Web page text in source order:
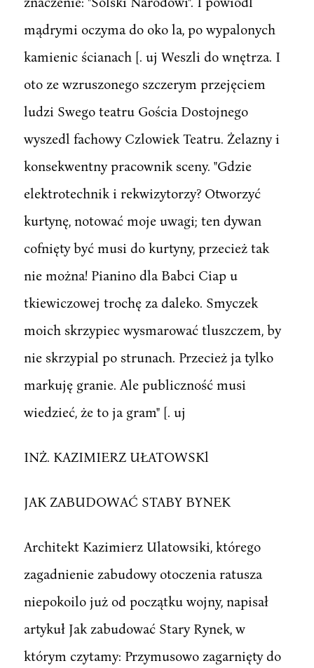
mądrymi oczyma do oko la, po wypalonych
kamienic ścianach [. uj Weszli do wnętrza. I
oto ze wzruszonego szczerym przejęciem
ludzi Swego teatru Gościa Dostojnego
wyszedl fachowy Czlowiek Teatru. Żelazny i
konsekwentny pracownik sceny. "Gdzie
elektrotechnik i rekwizytorzy? Otworzyć
kurtynę, notować moje uwagi; ten dywan
cofnięty być musi do kurtyny, przecież tak
nie można! Pianino dla Babci Ciap u
tkiewiczowej trochę za daleko. Smyczek
moich skrzypiec wysmarować tluszczem, by
nie skrzypial po strunach. Przecież ja tylko
markuję granie. Ale publiczność musi
wiedzieć, że to ja gram" [. uj
INŻ. KAZIMIERZ UŁATOWSKl
JAK ZABUDOWAĆ STABY BYNEK
Architekt Kazimierz Ulatowsiki, którego
zagadnienie zabudowy otoczenia ratusza
niepokoilo już od początku wojny, napisał
artykuł Jak zabudować Stary Rynek, w
którym czytamy: Przymusowo zagarnięty do